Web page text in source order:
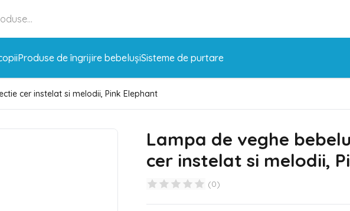
Produse de îngrijire bebelușiSisteme de purtare
cer instelat si melodii, Pink Elephant
Lampa de veghe
cer instelat si melodii,
(0)